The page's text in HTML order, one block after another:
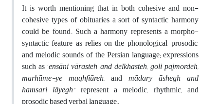
It is worth mentioning that in both cohesive and non-
cohesive types of obituaries a sort of syntactic harmony
could be found. Such a harmony represents a morpho-
syntactic feature as relies on the phonological, prosodic,
and melodic sounds of the Persian language; expressions
such as ‘ensāni vārasteh and delkhasteh, goli pajmordeh,
marhūme-ye maqhfiūreh, and mādary āshegh and
hamsari lāyegh’ represent a melodic, rhythmic, and